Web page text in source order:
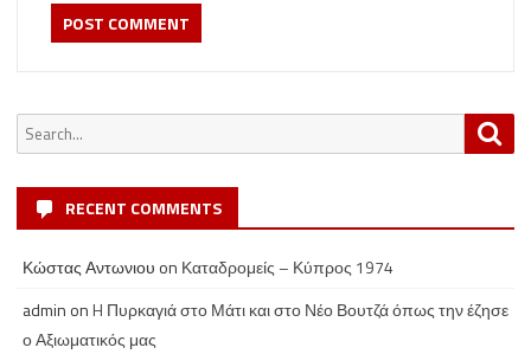
Search
for:
RECENT COMMENTS
Κώστας Αντωνιου on Καταδρομείς – Κύπρος 1974
admin onH Πυρκαγιά στο Μάτι και στο Νέο Βουτζά όπως την έζησε
ο Αξιωματικός μας